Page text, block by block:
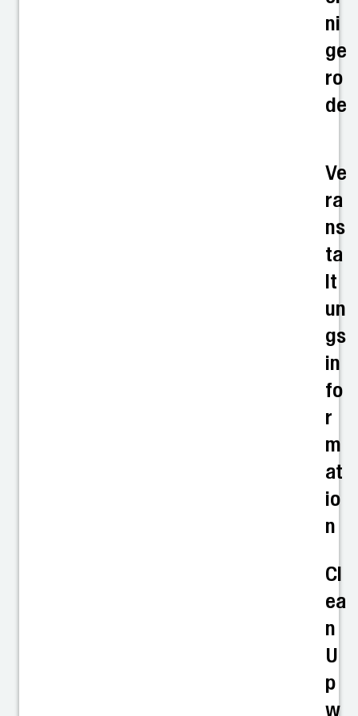
ni
ge
ro
de
Ve
ra
ns
ta
lt
un
gs
in
fo
r
m
at
io
n
Cl
ea
n
U
p
w